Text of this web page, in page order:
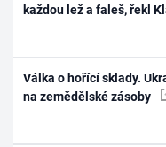
každou lež a faleš, řekl
Válka o hořící sklady.
na zemědělské zásoby